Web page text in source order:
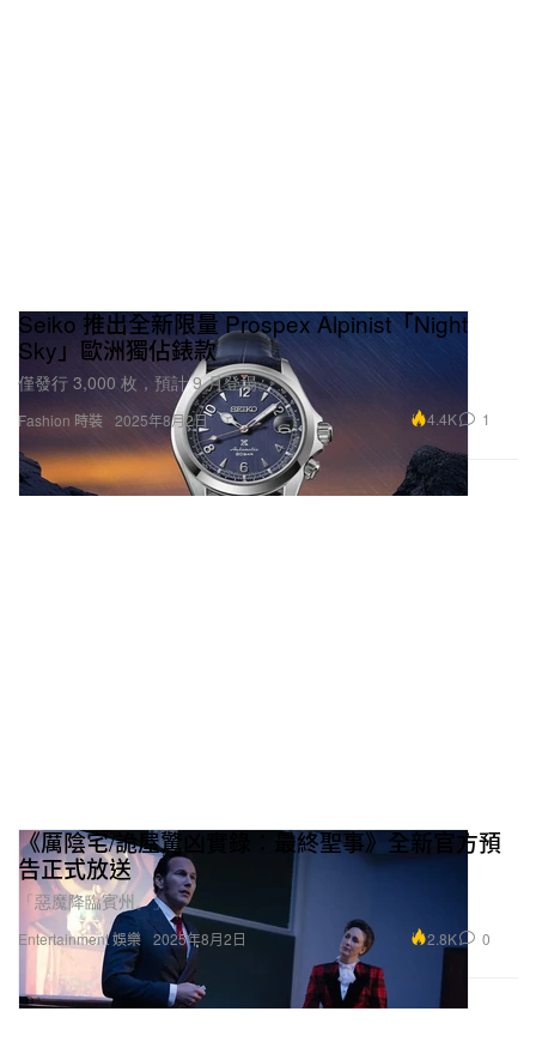
Fashion 時裝
Seiko 推出全新限量 Prospex Alpinist「Night
Sky」歐洲獨佔錶款
僅發行 3,000 枚，預計 9 月登場。
2025年8月2日 4.4K 1
Entertainment 娛樂
《厲陰宅/詭屋驚凶實錄：最終聖事》全新官方預
告正式放送
「惡魔降臨賓州。」
2025年8月2日 2.8K 0